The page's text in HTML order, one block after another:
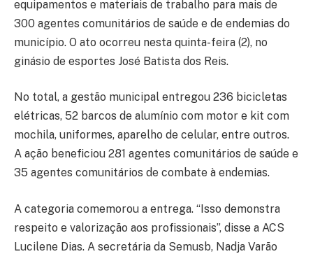
equipamentos e materiais de trabalho para mais de
300 agentes comunitários de saúde e de endemias do
município. O ato ocorreu nesta quinta-feira (2), no
ginásio de esportes José Batista dos Reis.
No total, a gestão municipal entregou 236 bicicletas
elétricas, 52 barcos de alumínio com motor e kit com
mochila, uniformes, aparelho de celular, entre outros.
A ação beneficiou 281 agentes comunitários de saúde e
35 agentes comunitários de combate à endemias.
A categoria comemorou a entrega. “Isso demonstra
respeito e valorização aos profissionais”, disse a ACS
Lucilene Dias. A secretária da Semusb, Nadja Varão